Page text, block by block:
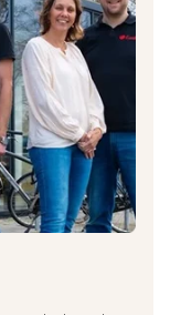
Meier et
trois chez un
bien
car les
alors
des Italiens.
d'un an de
leur
la marque